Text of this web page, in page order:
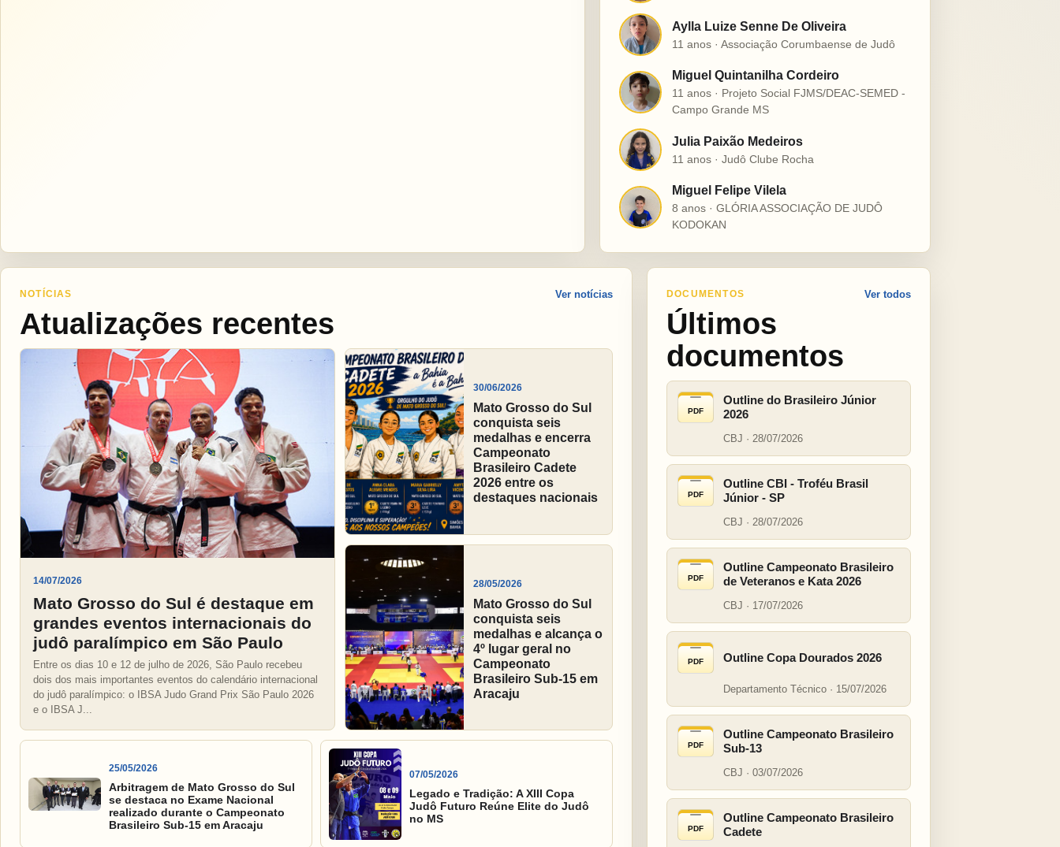
A Aylla Luize Senne De Oliveira
11 anos · Associação Corumbaense de Judô
M
Miguel Quintanilha Cordeiro
11 anos · Projeto Social FJMS/DEAC-SEMED -
Campo Grande MS
J Julia Paixão Medeiros
11 anos · Judô Clube Rocha
M
Miguel Felipe Vilela
8 anos · GLÓRIA ASSOCIAÇÃO DE JUDÔ
KODOKAN
NOTÍCIAS
Atualizações recentes
Ver notícias
14/07/2026
Mato Grosso do Sul é destaque em
grandes eventos internacionais do
judô paralímpico em São Paulo
Entre os dias 10 e 12 de julho de 2026, São Paulo recebeu
dois dos mais importantes eventos do calendário internacional
do judô paralímpico: o IBSA Judo Grand Prix São Paulo 2026
e o IBSA J...
30/06/2026
Mato Grosso do Sul
conquista seis
medalhas e encerra
Campeonato
Brasileiro Cadete
2026 entre os
destaques nacionais
28/05/2026
Mato Grosso do Sul
conquista seis
medalhas e alcança o
4º lugar geral no
Campeonato
Brasileiro Sub-15 em
Aracaju
25/05/2026
Arbitragem de Mato Grosso do Sul
se destaca no Exame Nacional
realizado durante o Campeonato
Brasileiro Sub-15 em Aracaju
07/05/2026
Legado e Tradição: A XIII Copa
Judô Futuro Reúne Elite do Judô
no MS
DOCUMENTOS
Últimos
documentos
Ver todos
PDF
Outline do Brasileiro Júnior
2026
CBJ · 28/07/2026
PDF
Outline CBI - Troféu Brasil
Júnior - SP
CBJ · 28/07/2026
PDF
Outline Campeonato Brasileiro
de Veteranos e Kata 2026
CBJ · 17/07/2026
PDF Outline Copa Dourados 2026
Departamento Técnico · 15/07/2026
PDF
Outline Campeonato Brasileiro
Sub-13
CBJ · 03/07/2026
PDF
Outline Campeonato Brasileiro
Cadete